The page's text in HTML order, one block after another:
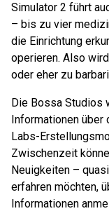
Simulator 2 führt
– bis zu vier
die Einrichtung
operieren. Also
oder eher zu
Die Bossa Studios
Informationen über
Labs-
Zwischenzeit
Neuigkeiten –
erfahren möchten,
Informationen